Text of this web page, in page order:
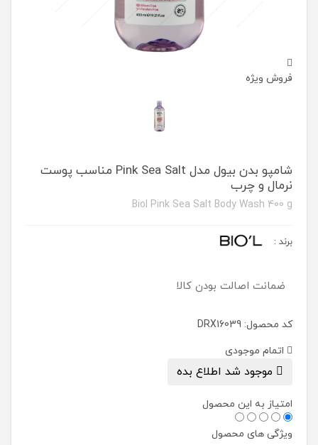
فروش ویژه
شامپو بدن بیول مدل Pink Sea Salt مناسب پوست
نرمال و چرب
Biol Pink Sea Salt Body Wash 400 g
برند :
ضمانت اصالت بودن کالا
کد محصول: DRX16039
اتمام موجودی
موجود شد اطلاع بده
امتیاز به این محصول
ویژگی های محصول